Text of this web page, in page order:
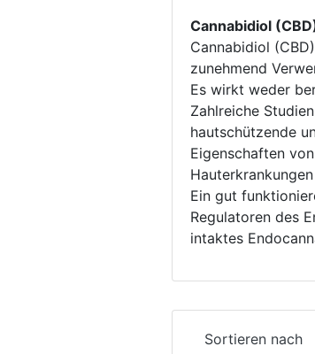
Cannabidiol
Cannabidiol
zunehmend
Es wirkt weder
Zahlreiche
hautschützende
Eigenschaften
Ein gut
Regulatoren des
intaktes
Sortieren nach